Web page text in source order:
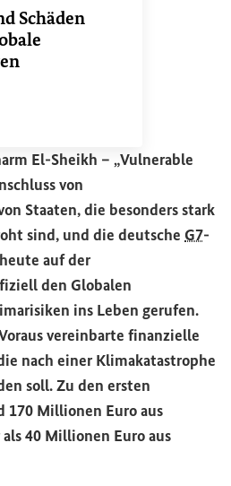
Schäden
El-Sheikh – „Vulnerable
von
Staaten, die besonders stark
sind, und die deutsche G7-
auf der
den Globalen
ins Leben gerufen.
vereinbarte finanzielle
nach einer Klimakatastrophe
soll. Zu den ersten
170 Millionen Euro aus
40 Millionen Euro aus